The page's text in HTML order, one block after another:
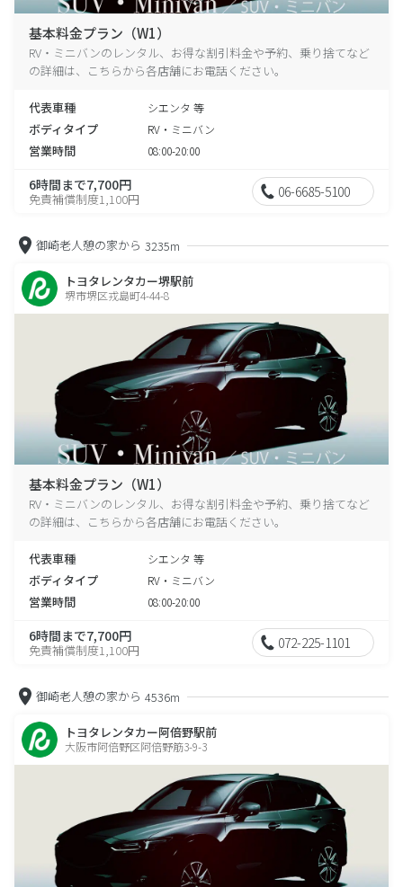
基本料金プラン（W1）
RV・ミニバンのレンタル、お得な割引料金や予約、乗り捨てなど
の詳細は、こちらから各店舗にお電話ください。
代表車種 シエンタ 等
ボディタイプ RV・ミニバン
営業時間 08:00-20:00
6時間まで7,700円
免責補償制度1,100円 06-6685-5100
御崎老人憩の家から 3235m
トヨタレンタカー堺駅前
堺市堺区戎島町4-44-8
基本料金プラン（W1）
RV・ミニバンのレンタル、お得な割引料金や予約、乗り捨てなど
の詳細は、こちらから各店舗にお電話ください。
代表車種 シエンタ 等
ボディタイプ RV・ミニバン
営業時間 08:00-20:00
6時間まで7,700円
免責補償制度1,100円 072-225-1101
御崎老人憩の家から 4536m
トヨタレンタカー阿倍野駅前
大阪市阿倍野区阿倍野筋3-9-3